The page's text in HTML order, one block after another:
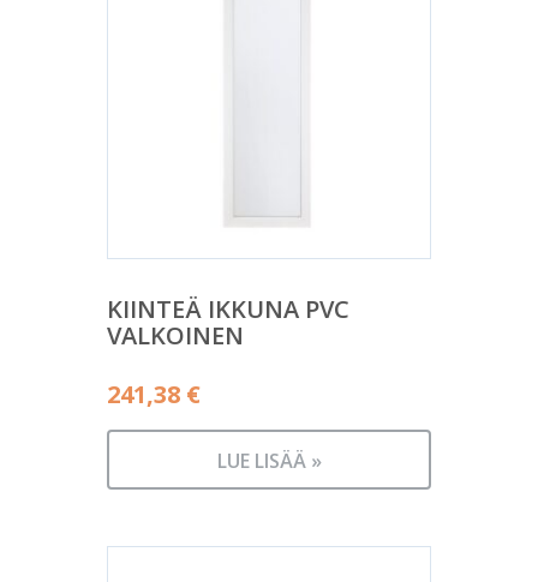
KIINTEÄ IKKUNA PVC
VALKOINEN
241,38 €
LUE LISÄÄ »